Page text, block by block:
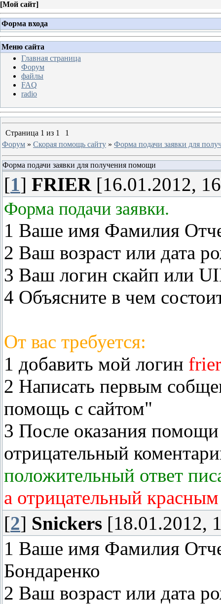
[Мой сайт]
Форма входа
Меню сайта
Главная страница
Форум
файлы
FAQ
radio
Страница 1 из 1
1
Форум » Скорая помощь сайту » Форма подачи заявки для
Форма подачи заявки для получения помощи
[1] FRIER[16.01.2012,
Форма подачи заявки.
1 Ваше имя Фамилия
2 Ваш возраст или
3 Ваш логин скайп или
4 Объясните в чем
От вас требуется:
1 добавить мой логин
2 Написать первым
помощь с сайтом"
3 После оказания
отрицательный
положительный ответ
а отрицательный красным
[2] Snickers [18.01.2012,
1 Ваше имя Фамилия
Бондаренко
2 Ваш возраст или